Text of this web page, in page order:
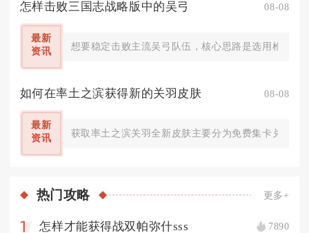
怎样击败三国志战略版中的吴弓 08-08
最新
资讯
想要稳定击败主流吴弓队伍，核心思路是选用枪兵
如何在率土之滨获得新的关羽皮肤 08-08
最新
资讯
获取率土之滨关羽全新皮肤主要分为免费集卡兑换
热门攻略 更多+
怎样才能获得战双帕弥什sss 7890